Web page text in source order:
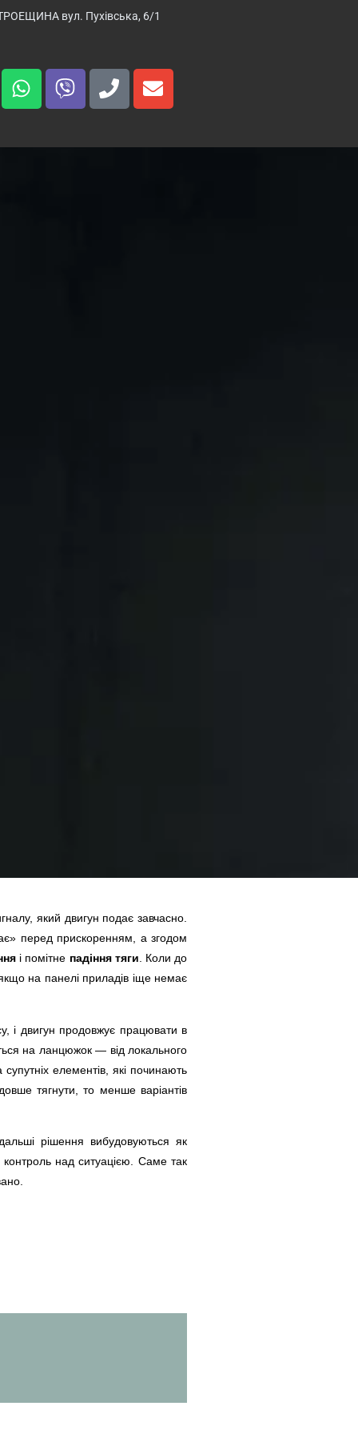
вул. Пухівська, 6/1
який двигун подає завчасно.
перед прискоренням, а згодом
і помітне падіння тяги. Коли до
на панелі приладів іще немає
і двигун продовжує працювати в
на ланцюжок — від локального
супутніх елементів, які починають
тягнути, то менше варіантів
рішення вибудовуються як
над ситуацією. Саме так